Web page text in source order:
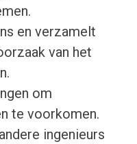
en verzamelt
van het
om
te voorkomen.
ingenieurs